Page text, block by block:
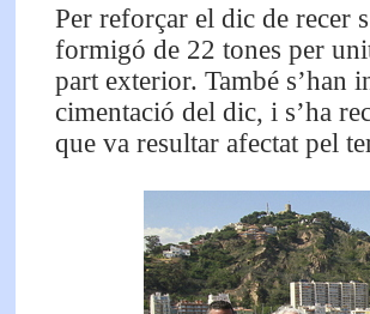
Per reforçar el dic de recer
formigó de 22 tones per
part exterior. També s’han
cimentació del dic, i s’ha
que va resultar afectat pel